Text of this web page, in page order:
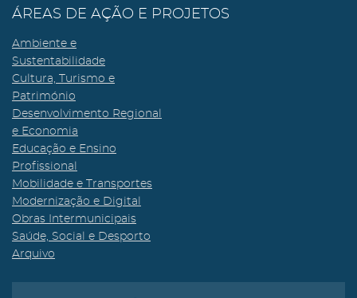
ÁREAS DE AÇÃO E PROJETOS
Ambiente e
Sustentabilidade
Cultura, Turismo e
Património
Desenvolvimento Regional
e Economia
Educação e Ensino
Profissional
Mobilidade e Transportes
Modernização e Digital
Obras Intermunicipais
Saúde, Social e Desporto
Arquivo